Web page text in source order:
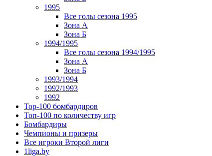
1995
Все голы сезона 1995
Зона А
Зона Б
1994/1995
Все голы сезона 1994/1995
Зона А
Зона Б
1993/1994
1992/1993
1992
Top-100 бомбардиров
Топ-100 по количеству игр
Бомбардиры
Чемпионы и призеры
Все игроки Второй лиги
1liga.by